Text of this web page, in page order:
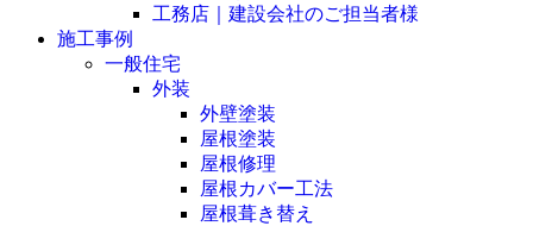
工務店｜建設会社のご担当者様
施工事例
一般住宅
外装
外壁塗装
屋根塗装
屋根修理
屋根カバー工法
屋根葺き替え